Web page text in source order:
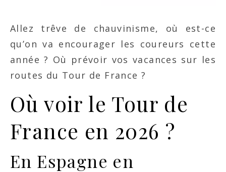
Allez trêve de chauvinisme, où est-ce
qu’on va encourager les coureurs cette
année ? Où prévoir vos vacances sur les
routes du Tour de France ?
Où voir le Tour de
France en 2026 ?
En Espagne en